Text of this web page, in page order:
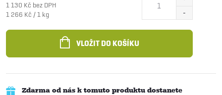
1 130 Kč bez DPH
Měrná
1 266 Kč / 1 kg
VLOŽIT DO KOŠÍKU
Zdarma od nás k tomuto produktu dostanete